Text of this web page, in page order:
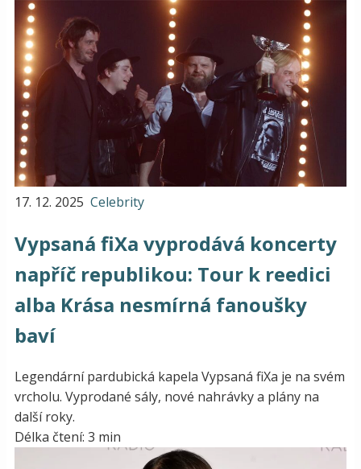
17. 12. 2025 Celebrity
Vypsaná fiXa vyprodává koncerty
napříč republikou: Tour k reedici
alba Krása nesmírná fanoušky
baví
Legendární pardubická kapela Vypsaná fiXa je na svém
vrcholu. Vyprodané sály, nové nahrávky a plány na
další roky.
Délka čtení: 3 min